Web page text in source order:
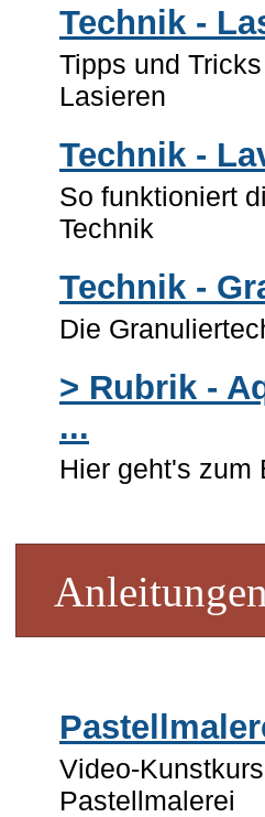
Technik -
Tipps und
Lasieren
Technik -
So funktioniert
Technik
Technik -
Die
> Rubrik -
...
Hier geht's zum
Video-
Pastellmalerei